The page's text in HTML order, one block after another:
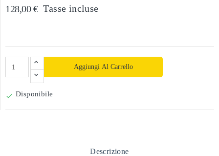
128,00 € Tasse incluse
Aggiungi Al Carrello
 Disponibile
Descrizione